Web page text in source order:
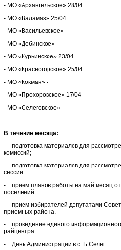
- МО «Архангельское» 28/04
- МО «Валамаз» 25/04
- МО «Васильевское» -
- МО «Дебинское» -
- МО «Курьинское» 23/04
- МО «Красногорское» 25/04
- МО «Кокман» -
- МО «Прохоровское» 17/04
- МО «Селеговское» -
В течение месяца:
- подготовка материалов для
комиссий;
- подготовка материалов для
сессии;
- прием планов работы на май месяц
поселений.
- прием избирателей депутатами
приемных района.
- проведение единого
райцентра
- День Администрации в с. Б.Селег